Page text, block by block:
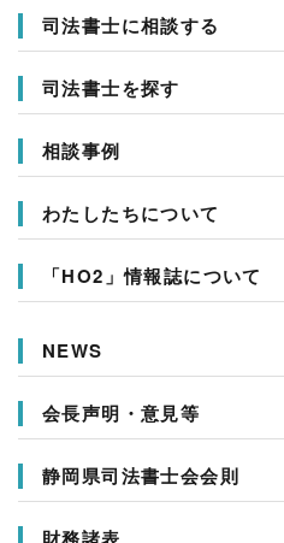
司法書士に相談する
司法書士を探す
相談事例
わたしたちについて
「HO2」情報誌について
NEWS
会長声明・意見等
静岡県司法書士会会則